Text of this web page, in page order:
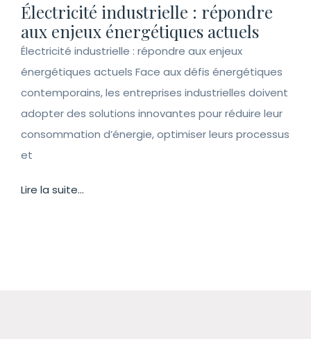
Électricité industrielle : répondre
aux enjeux énergétiques actuels
Électricité industrielle : répondre aux enjeux
énergétiques actuels Face aux défis énergétiques
contemporains, les entreprises industrielles doivent
adopter des solutions innovantes pour réduire leur
consommation d’énergie, optimiser leurs processus
et
Lire la suite...